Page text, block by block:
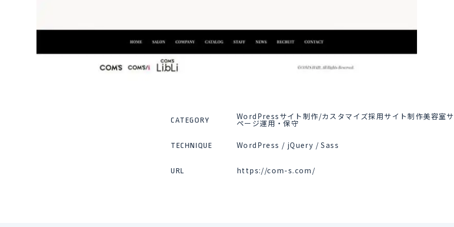
CATEGORY WordPressサイト制作/カスタマイズ採用サイト制作美容室
ページ運用・保守
TECHNIQUE WordPress / jQuery / Sass
URL https://com-s.com/